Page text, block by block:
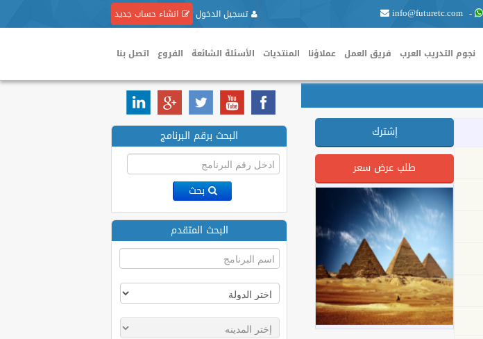
تسجيل الدخول انشاء حساب جديد -
info@futuretc.com
نجوم التدريب العرب فريق العمل عملاؤنا المنتديات الأسئلة الشائعة الفروع اتصل بنا
إشترك
طلب عرض سعر
البحث برقم البرنامج
بحث
البحث المتقدم